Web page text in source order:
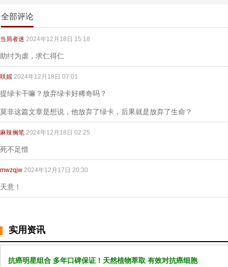
全部评论
当局者迷 2024年12月18日 15:18
助纣为虐，求仁得仁
咲媱 2024年12月18日 07:01
提绿卡干嘛？放弃绿卡好稀奇吗？
莫非这篇文章是想说，他放弃了绿卡，后果就是放弃了生命？
麻辣搁笔 2024年12月18日 02:25
死不足惜
mwzqjw 2024年12月17日 20:30
天意！
实用资讯
抗癌明星组合 多年口碑保证！天然植物萃取 有效对抗癌细胞